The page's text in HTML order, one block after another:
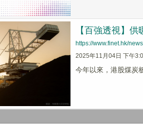
【百強透視】
https://www.finet.hk/
2025年11月04日 下午
今年以來，港股煤炭